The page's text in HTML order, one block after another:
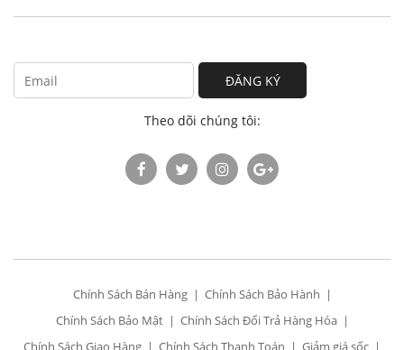
ĐĂNG KÝ
Theo dõi chúng tôi:
Chính Sách Bán Hàng
Chính Sách Bảo Hành
Chính Sách Bảo Mật
Chính Sách Đổi Trả Hàng Hóa
Chính Sách Giao Hàng
Chính Sách Thanh Toán Giảm giá sốc